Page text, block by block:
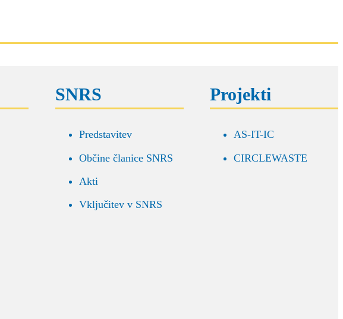
SNRS
Predstavitev
Občine članice SNRS
Akti
Vključitev v SNRS
Projekti
AS-IT-IC
CIRCLEWASTE